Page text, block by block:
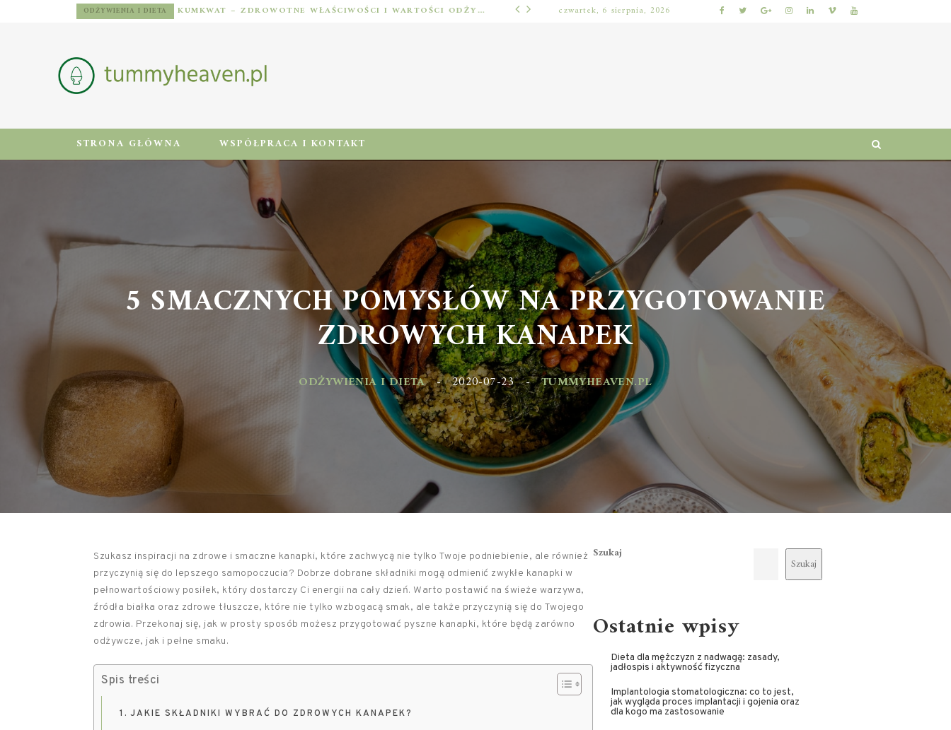
ODŻYWIENIA I DIETA KUMKWAT – ZDROWOTNE WŁAŚCIWOŚCI I WARTOŚCI ODŻYWCZE CYTRUSÓW ODŻYWIENIA I DIETA
czwartek, 6 sierpnia, 2026
STRONA GŁÓWNA WSPÓŁPRACA I KONTAKT
5 SMACZNYCH POMYSŁÓW NA PRZYGOTOWANIE
ZDROWYCH KANAPEK
ODŻYWIENIA I DIETA - 2020-07-23 - TUMMYHEAVEN.PL
Szukasz inspiracji na zdrowe i smaczne kanapki, które zachwycą nie tylko Twoje podniebienie, ale również
przyczynią się do lepszego samopoczucia? Dobrze dobrane składniki mogą odmienić zwykłe kanapki w
pełnowartościowy posiłek, który dostarczy Ci energii na cały dzień. Warto postawić na świeże warzywa,
źródła białka oraz zdrowe tłuszcze, które nie tylko wzbogacą smak, ale także przyczynią się do Twojego
zdrowia. Przekonaj się, jak w prosty sposób możesz przygotować pyszne kanapki, które będą zarówno
odżywcze, jak i pełne smaku.
Spis treści
JAKIE SKŁADNIKI WYBRAĆ DO ZDROWYCH KANAPEK?
Szukaj
Szukaj
Ostatnie wpisy
Dieta dla mężczyzn z nadwagą: zasady,
jadłospis i aktywność fizyczna
Implantologia stomatologiczna: co to jest,
jak wygląda proces implantacji i gojenia oraz
dla kogo ma zastosowanie